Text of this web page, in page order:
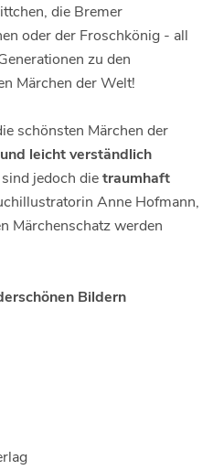
die Bremer
oder der Froschkönig - all
zu den
Märchen der Welt!
schönsten Märchen der
leicht verständlich
jedoch dietraumhaft
Anne Hofmann,
Märchenschatz werden
Bildern